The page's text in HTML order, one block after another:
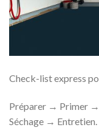
Check-list express
Préparer → Primer
Séchage → Entretien.